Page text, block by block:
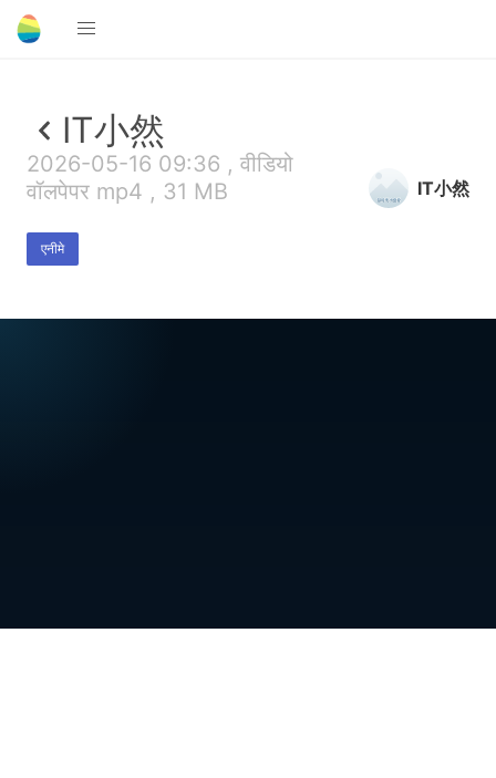
IT小然
2026-05-16 09:36 , वीडियो
वॉलपेपर mp4 , 31 MB
एनीमे
IT小然